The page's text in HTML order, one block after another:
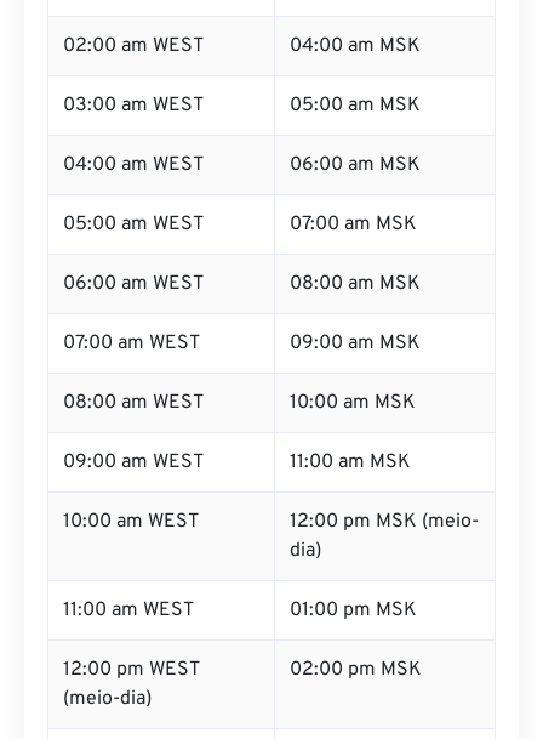
02:00 am WEST 04:00 am MSK
03:00 am WEST 05:00 am MSK
04:00 am WEST 06:00 am MSK
05:00 am WEST 07:00 am MSK
06:00 am WEST 08:00 am MSK
07:00 am WEST 09:00 am MSK
08:00 am WEST 10:00 am MSK
09:00 am WEST 11:00 am MSK
10:00 am WEST
12:00 pm MSK (meio-
dia)
11:00 am WEST 01:00 pm MSK
12:00 pm WEST
(meio-dia)
02:00 pm MSK